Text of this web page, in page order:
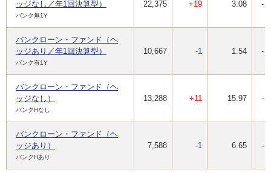
ッジなし／年1回決算型）
バンク無1Y
22,375 +19 3.08 -
バンクローン・ファンド（ヘ
ッジあり／年1回決算型）
バンク有1Y
10,667 -1 1.54 -
バンクローン・ファンド（ヘ
ッジなし）
バンクHなし
13,288 +11 15.97 -
バンクローン・ファンド（ヘ
ッジあり）
バンクHあり
7,588 -1 6.65 -